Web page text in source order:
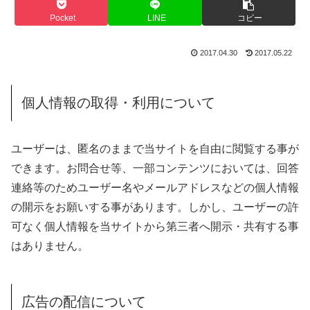
Pocket LINE コピー
2017.04.30 2017.05.22
個人情報の取得・利用について
ユーザーは、匿名のままで当サイトを自由に閲覧する事が
できます。お問合せ等、一部コンテンツにおいては、回答
連絡等のためユーザー名やメールアドレスなどの個人情報
の開示をお願いする事があります。しかし、ユーザーの許
可なく個人情報を当サイトから第三者へ開示・共有する事
はありません。
広告の配信について